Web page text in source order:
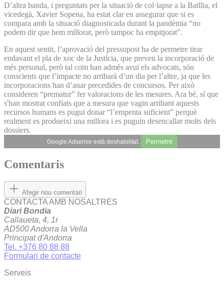
D’altra banda, i preguntats per la situació de col·lapse a la Batllia, el
vicedegà, Xavier Sopena, ha estat clar en assegurar que si es
compara amb la situació diagnosticada durant la pandèmia “no
podem dir que hem millorat, però tampoc ha empitjorat”.
En aquest sentit, l’aprovació del pressupost ha de permetre tirar
endavant el pla de xoc de la Justícia, que preveu la incorporació de
més personal, però tal com han admès avui els advocats, són
conscients que l’impacte no arribarà d’un dia per l’altre, ja que les
incorporacions han d’anar precedides de concursos. Per això
consideren “prematur” fer valoracions de les mesures. Ara bé, sí que
s'han mostrat confiats que a mesura que vagin arribant aquests
recursos humans es pugui donar “l’empenta suficient” perquè
realment es produeixi una millora i es puguin desencallar molts dels
dossiers.
Google Adsense està deshabilitat. Permetre
Comentaris
Afegir nou comentari
CONTACTA AMB NOSALTRES
Diari Bondia
Callaueta, 4, 1r
AD500 Andorra la Vella
Principat d'Andorra
Tel. +376 80 88 88
Formulari de contacte
Serveis